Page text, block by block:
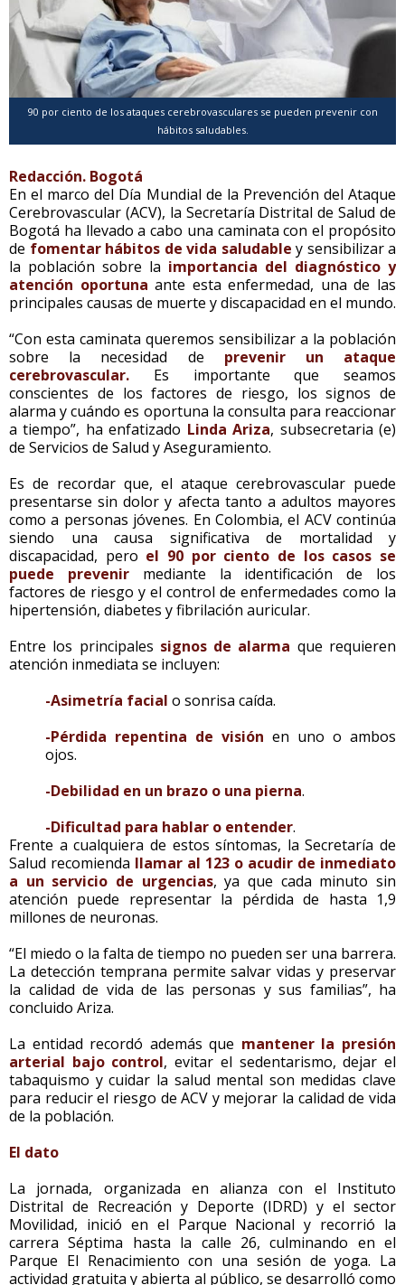
90 por ciento de los ataques cerebrovasculares se pueden prevenir con
hábitos saludables.
Redacción. Bogotá
En el marco del Día Mundial de la Prevención del Ataque
Cerebrovascular (ACV), la Secretaría Distrital de Salud de
Bogotá ha llevado a cabo una caminata con el propósito
de fomentar hábitos de vida saludable y sensibilizar a
la población sobre la importancia del diagnóstico y
atención oportuna ante esta enfermedad, una de las
principales causas de muerte y discapacidad en el mundo.
“Con esta caminata queremos sensibilizar a la población
sobre la necesidad de prevenir un ataque
cerebrovascular. Es importante que seamos
conscientes de los factores de riesgo, los signos de
alarma y cuándo es oportuna la consulta para reaccionar
a tiempo”, ha enfatizado Linda Ariza, subsecretaria (e)
de Servicios de Salud y Aseguramiento.
Es de recordar que, el ataque cerebrovascular puede
presentarse sin dolor y afecta tanto a adultos mayores
como a personas jóvenes. En Colombia, el ACV continúa
siendo una causa significativa de mortalidad y
discapacidad, pero el 90 por ciento de los casos se
puede prevenirmediante la identificación de los
factores de riesgo y el control de enfermedades como la
hipertensión, diabetes y fibrilación auricular.
Entre los principales signos de alarma que requieren
atención inmediata se incluyen:
-Asimetría facial o sonrisa caída.
-Pérdida repentina de visión en uno o ambos
ojos.
-Debilidad en un brazo o una pierna.
-Dificultad para hablar o entender.
Frente a cualquiera de estos síntomas, la Secretaría de
Salud recomienda llamar al 123 o acudir de inmediato
a un servicio de urgencias, ya que cada minuto sin
atención puede representar la pérdida de hasta 1,9
millones de neuronas.
“El miedo o la falta de tiempo no pueden ser una barrera.
La detección temprana permite salvar vidas y preservar
la calidad de vida de las personas y sus familias”, ha
concluido Ariza.
La entidad recordó además que mantener la presión
arterial bajo control, evitar el sedentarismo, dejar el
tabaquismo y cuidar la salud mental son medidas clave
para reducir el riesgo de ACV y mejorar la calidad de vida
de la población.
El dato
La jornada, organizada en alianza con el Instituto
Distrital de Recreación y Deporte (IDRD) y el sector
Movilidad, inició en el Parque Nacional y recorrió la
carrera Séptima hasta la calle 26, culminando en el
Parque El Renacimiento con una sesión de yoga. La
actividad gratuita y abierta al público, se desarrolló como